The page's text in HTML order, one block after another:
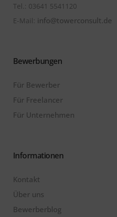
Tel.: ‭03641 5541120
E-Mail: info@towerconsult.de
Bewerbungen
Für Bewerber
Für Freelancer
Für Unternehmen
Informationen
Kontakt
Über uns
Bewerberblog